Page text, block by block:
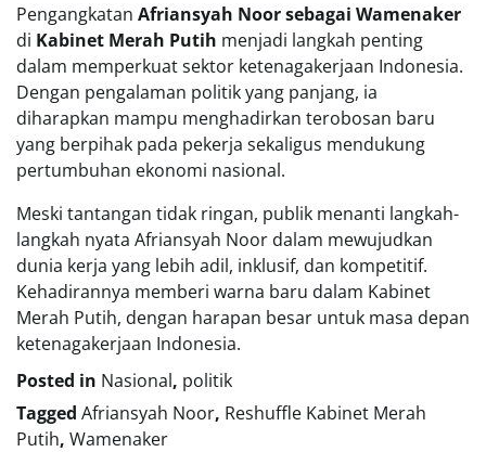
Pengangkatan Afriansyah Noor sebagai Wamenaker
di Kabinet Merah Putih menjadi langkah penting
dalam memperkuat sektor ketenagakerjaan Indonesia.
Dengan pengalaman politik yang panjang, ia
diharapkan mampu menghadirkan terobosan baru
yang berpihak pada pekerja sekaligus mendukung
pertumbuhan ekonomi nasional.
Meski tantangan tidak ringan, publik menanti langkah-
langkah nyata Afriansyah Noor dalam mewujudkan
dunia kerja yang lebih adil, inklusif, dan kompetitif.
Kehadirannya memberi warna baru dalam Kabinet
Merah Putih, dengan harapan besar untuk masa depan
ketenagakerjaan Indonesia.
Posted in Nasional, politik
Tagged Afriansyah Noor, Reshuffle Kabinet Merah
Putih, Wamenaker